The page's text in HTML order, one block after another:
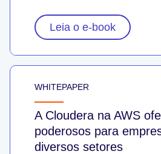
Leia o e-book
WHITEPAPER
A Cloudera na AWS
poderosos para
diversos setores